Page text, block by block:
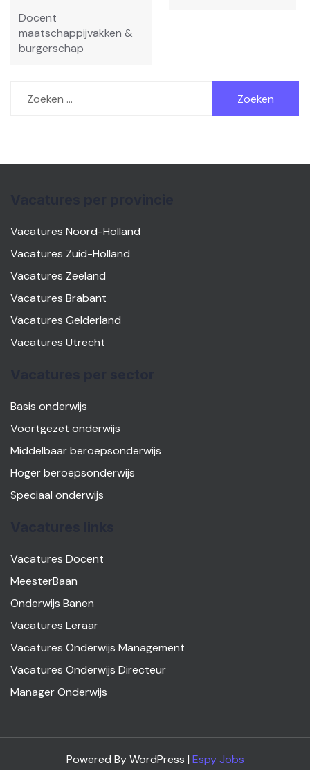
navigatie
Docent
maatschappijvakken &
burgerschap
naar:
Vacatures Noord-Holland
Vacatures Zuid-Holland
Vacatures Zeeland
Vacatures Brabant
Vacatures Gelderland
Vacatures Utrecht
Basis onderwijs
Voortgezet onderwijs
Middelbaar beroepsonderwijs
Hoger beroepsonderwijs
Speciaal onderwijs
Vacatures Docent
MeesterBaan
Onderwijs Banen
Vacatures Leraar
Vacatures Onderwijs Management
Vacatures Onderwijs Directeur
Manager Onderwijs
Powered By WordPress | Espy Jobs